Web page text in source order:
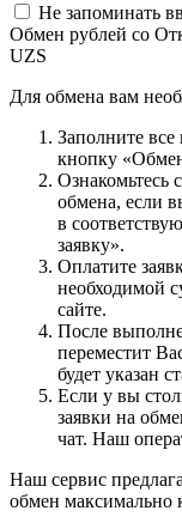
Не запоминать
Обмен рублей со
UZS
Для обмена вам
Заполните
кнопку
Ознакомьтесь
обмена, если
в
заявку».
Оплатите
необходимой
сайте.
После
переместит
будет указан
Если у вы
заявки на
чат. Наш
Наш сервис
обмен максимально